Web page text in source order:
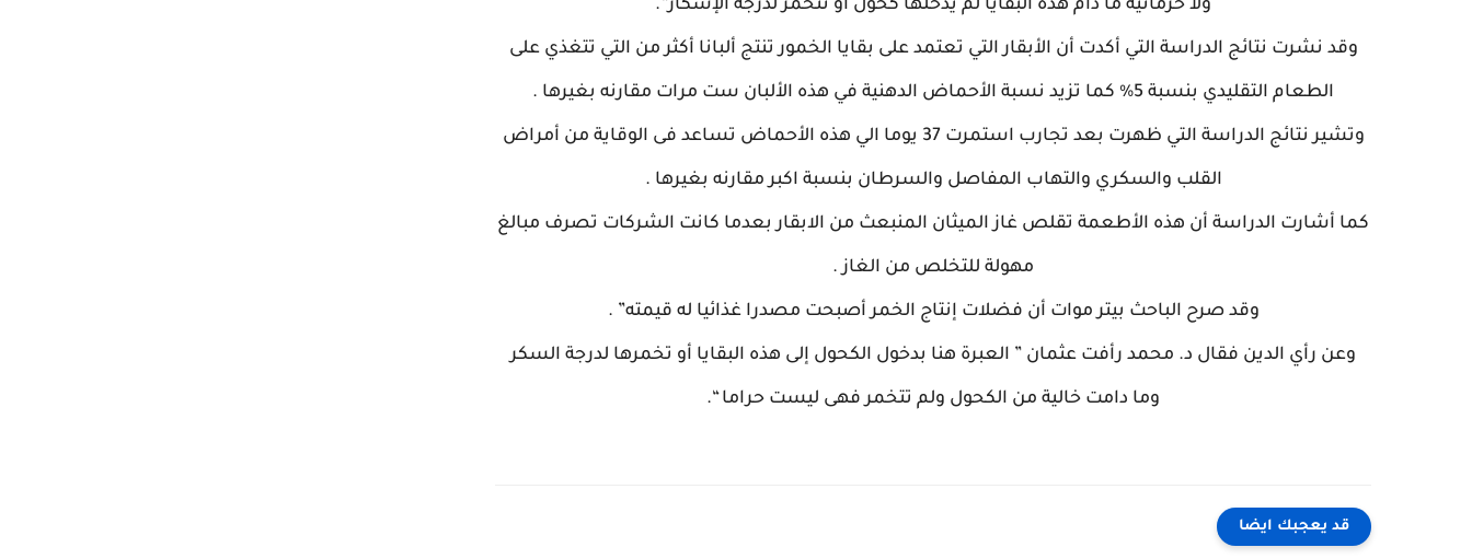
ولا حرمانيه ما دام هذه البقايا لم يدخلها كحول او تتخمر لدرجة الإسكار”.
وقد نشرت نتائج الدراسة التي أكدت أن الأبقار التي تعتمد على بقايا الخمور تنتج ألبانا أكثر من التي تتغذي على
الطعام التقليدي بنسبة 5% كما تزيد نسبة الأحماض الدهنية في هذه الألبان ست مرات مقارنه بغيرها .
وتشير نتائج الدراسة التي ظهرت بعد تجارب استمرت 37 يوما الي هذه الأحماض تساعد فى الوقاية من أمراض
القلب والسكري والتهاب المفاصل والسرطان بنسبة اكبر مقارنه بغيرها .
كما أشارت الدراسة أن هذه الأطعمة تقلص غاز الميثان المنبعث من الابقار بعدما كانت الشركات تصرف مبالغ
مهولة للتخلص من الغاز .
وقد صرح الباحث بيتر موات أن فضلات إنتاج الخمر أصبحت مصدرا غذائيا له قيمته” .
وعن رأي الدين فقال د. محمد رأفت عثمان ” العبرة هنا بدخول الكحول إلى هذه البقايا أو تخمرها لدرجة السكر
وما دامت خالية من الكحول ولم تتخمر فهى ليست حراما “.
قد يعجبك ايضا